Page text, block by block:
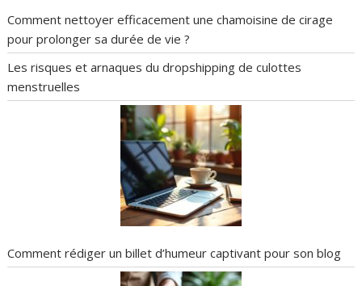
Comment nettoyer efficacement une chamoisine de cirage
pour prolonger sa durée de vie ?
Les risques et arnaques du dropshipping de culottes
menstruelles
Comment rédiger un billet d’humeur captivant pour son blog